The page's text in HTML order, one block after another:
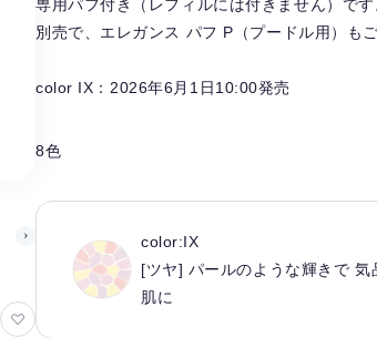
お
専用パフ付き（レフィルには付きません）です
別売で、エレガンス パフ P（プードル用）もご
color IX：2026年6月1日10:00発売
8色
color:IX
[ツヤ] パールのような輝きで 気
肌に